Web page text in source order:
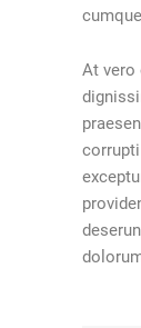
At vero